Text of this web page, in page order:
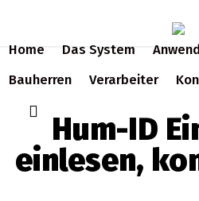
main
content
Home Das System
Bauherren
Verarbeiter
Hum-ID
einlesen,